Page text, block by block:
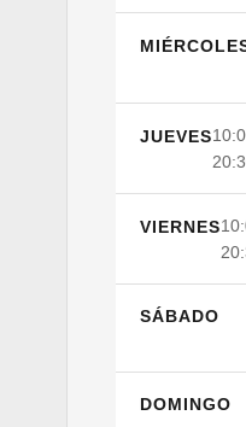
JUEVES
VIERNES
SÁBADO
DOMINGO